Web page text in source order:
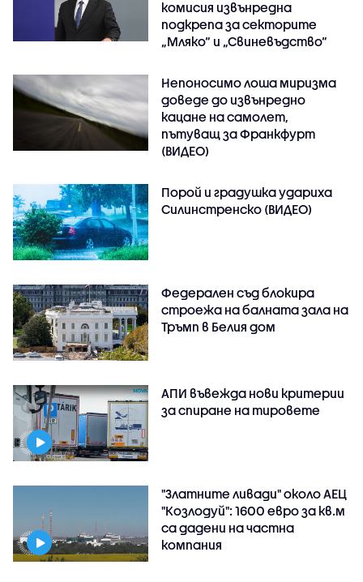
комисия извънредна
подкрепа за секторите
„Мляко“ и „Свиневъдство“
Непоносимо лоша миризма
доведе до извънредно
кацане на самолет,
пътуващ за Франкфурт
(ВИДЕО)
Порой и градушка удариха
Силинстренско (ВИДЕО)
Федерален съд блокира
строежа на балната зала на
Тръмп в Белия дом
АПИ въвежда нови критерии
за спиране на тировете
"Златните ливади" около АЕЦ
"Козлодуй": 1600 евро за кв.м
са дадени на частна
компания